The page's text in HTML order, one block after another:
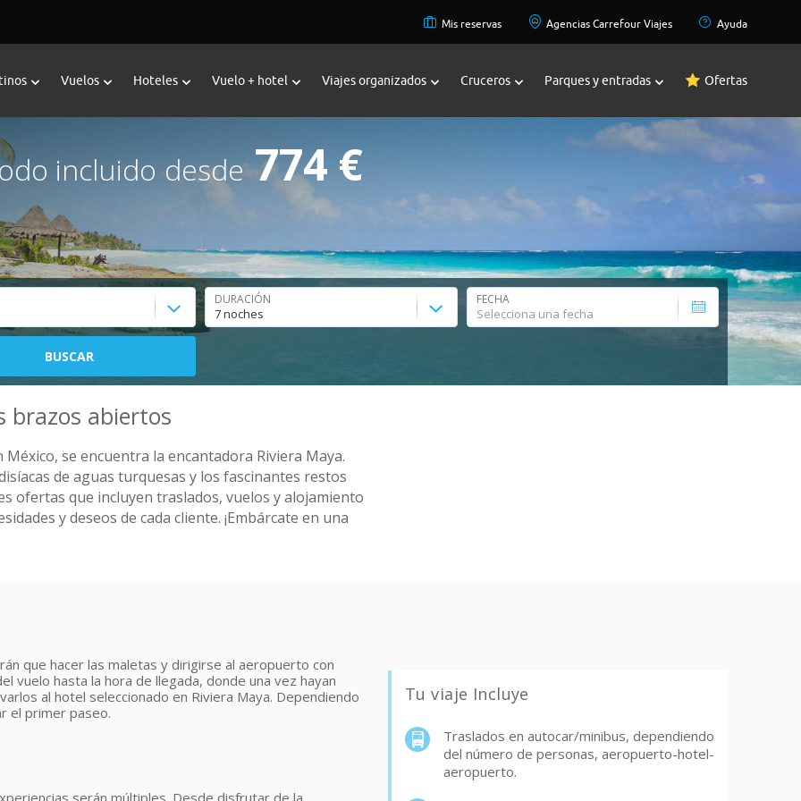
Mis reservas Agencias Carrefour Viajes Ayuda
Vuelos Hoteles Vuelo + hotel Viajes organizados Cruceros Parques y entradas Ofertas
incluido desde774 €
DURACIÓN FECHA
BUSCAR
brazos abiertos
se encuentra la encantadora Riviera Maya.
de aguas turquesas y los fascinantes restos
ofertas que incluyen traslados, vuelos y alojamiento
y deseos de cada cliente. ¡Embárcate en una
que hacer las maletas y dirigirse al aeropuerto con
vuelo hasta la hora de llegada, donde una vez hayan
al hotel seleccionado en Riviera Maya. Dependiendo
el primer paseo.
serán múltiples. Desde disfrutar de la
Tu viaje Incluye
Traslados en autocar/minibus, dependiendo
del número de personas, aeropuerto-hotel-
aeropuerto.